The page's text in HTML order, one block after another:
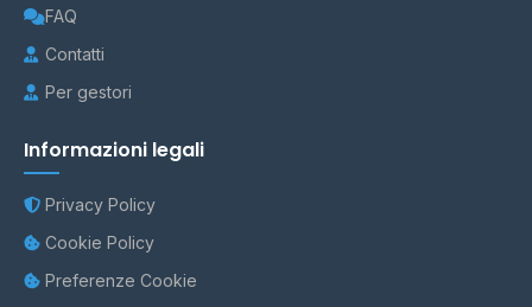
FAQ
Contatti
Per gestori
Informazioni legali
Privacy Policy
Cookie Policy
Preferenze Cookie